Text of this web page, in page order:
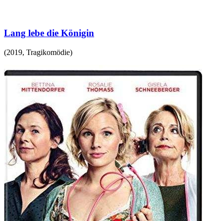
Lang lebe die Königin
(2019, Tragikomödie)